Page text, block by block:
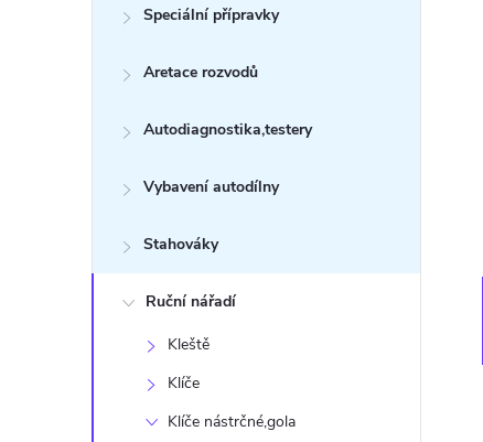
n
Speciální přípravky
Aretace rozvodů
Autodiagnostika,testery
Vybavení autodílny
Stahováky
Ruční nářadí
Kleště
Klíče
Klíče nástrčné,gola